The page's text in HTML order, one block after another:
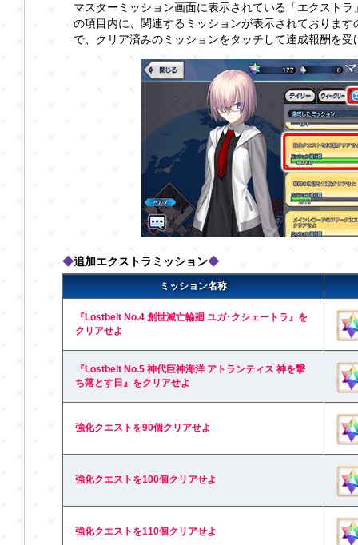
マスターミッション画面に表示されている「エクストラ
の項目内に、関連するミッションが表示されております
で、クリア済みのミッションをタッチして達成報酬を受
◆追加エクストラミッション◆
ミッション名称
『Lostbelt No.4 創世滅亡輪廻 ユガ･クシェートラ』を
クリアせよ
『Lostbelt No.5 神代巨神海洋 アトランティス 神を撃
ち落とす日』をクリアせよ
強化クエストを90個クリアせよ
強化クエストを100個クリアせよ
強化クエストを110個クリアせよ